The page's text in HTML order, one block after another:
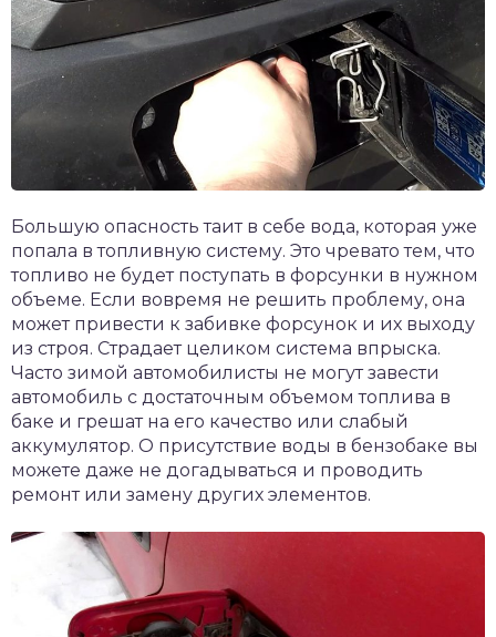
Большую опасность таит в себе вода, которая уже
попала в топливную систему. Это чревато тем, что
топливо не будет поступать в форсунки в нужном
объеме. Если вовремя не решить проблему, она
может привести к забивке форсунок и их выходу
из строя. Страдает целиком система впрыска.
Часто зимой автомобилисты не могут завести
автомобиль с достаточным объемом топлива в
баке и грешат на его качество или слабый
аккумулятор. О присутствие воды в бензобаке вы
можете даже не догадываться и проводить
ремонт или замену других элементов.